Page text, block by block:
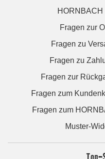
HORNBACH
Fragen zur
Fragen zu
Fragen zu
Fragen zur
Fragen zum
Fragen zum
Muster-